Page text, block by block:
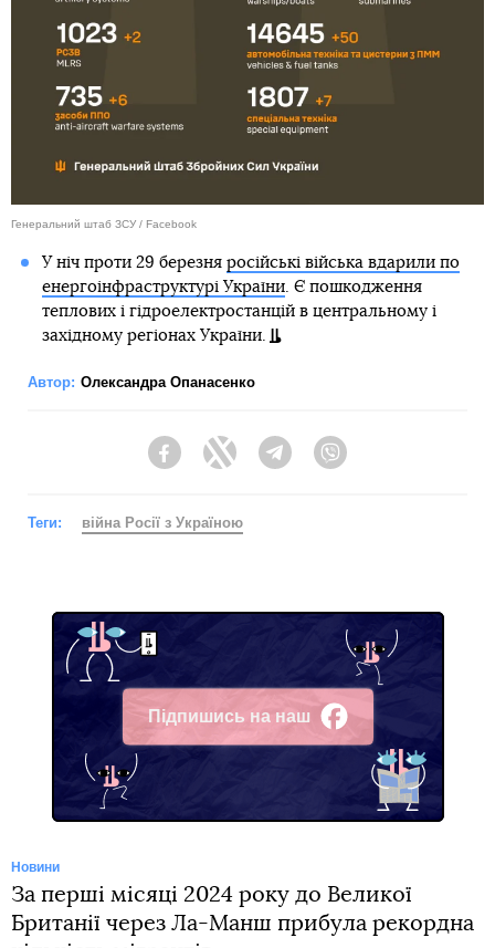
Генеральний штаб ЗСУ / Facebook
У ніч проти 29 березня російські війська вдарили по
енергоінфраструктурі України. Є пошкодження
теплових і гідроелектростанцій в центральному і
західному регіонах України.
Автор: Олександра Опанасенко
FacebookTwitter Telegram
Теги: війна Росії з Україною
Підпишись на наш
Facebook
Новини
За перші місяці 2024 року до Великої
Британії через Ла-Манш прибула рекордна